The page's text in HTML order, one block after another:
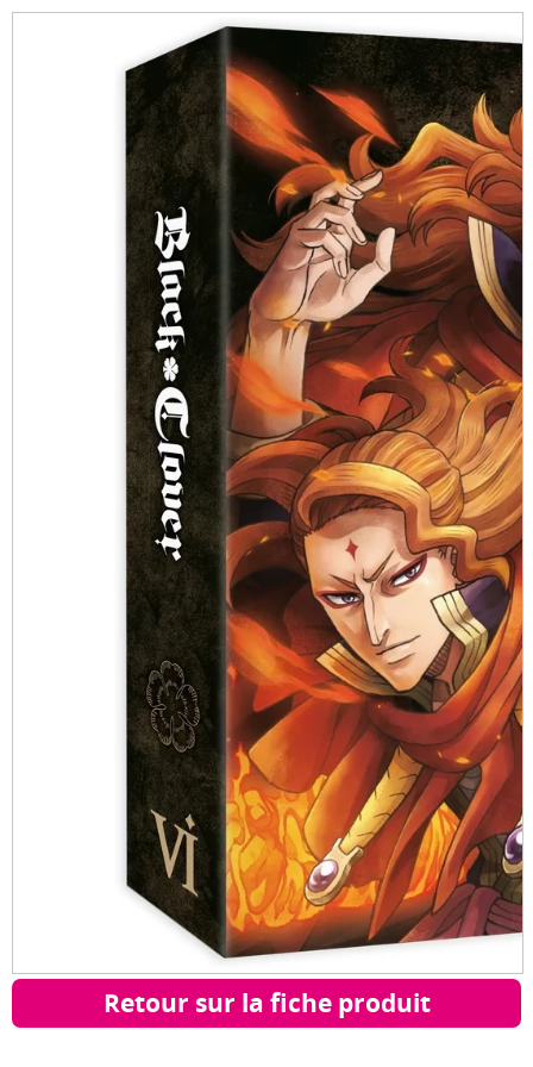
Retour sur la fiche produit